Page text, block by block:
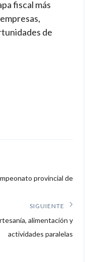
fiscal más
de
provincial de
SIGUIENTE
alimentación y
actividades paralelas